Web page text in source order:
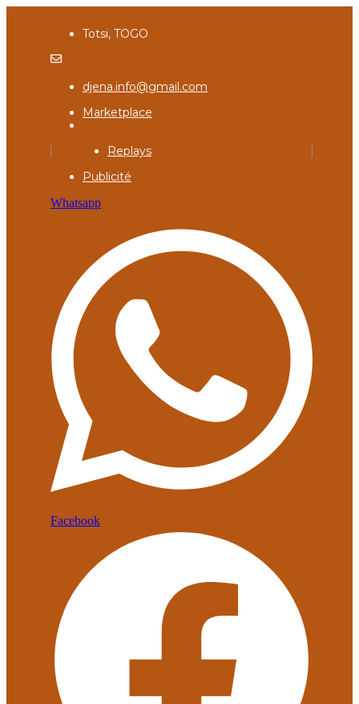
Totsi, TOGO
djena.info@gmail.com
Marketplace
Replays
Publicité
Whatsapp
Facebook